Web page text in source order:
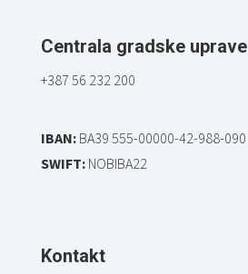
Centrala gradske uprave
+387 56 232 200
IBAN:BA39 555-00000-42-988-090
SWIFT:NOBIBA22
Kontakt